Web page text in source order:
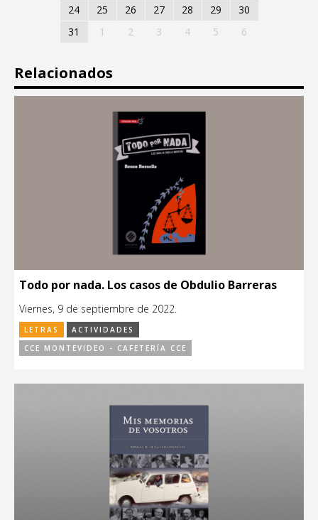
24
25 26 27 28 29
30
31
1 2 3 4 5 6
Relacionados
Todo por nada. Los casos de Obdulio Barreras
Viernes, 9 de septiembre de 2022.
LETRAS
ACTIVIDADES
CCE MONTEVIDEO - CAFETERÍA CCE